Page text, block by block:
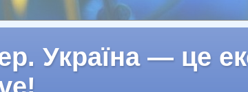
Україна — це